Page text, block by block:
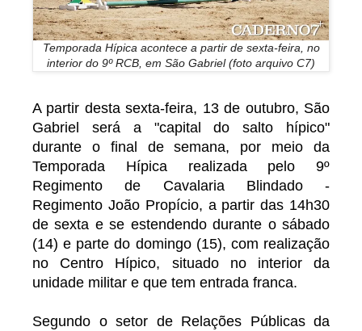
Temporada Hípica acontece a partir de sexta-feira, no
interior do 9º RCB, em São Gabriel (foto arquivo C7)
A partir desta sexta-feira, 13 de outubro, São
Gabriel será a "capital do salto hípico"
durante o final de semana, por meio da
Temporada Hípica realizada pelo 9º
Regimento de Cavalaria Blindado -
Regimento João Propício, a partir das 14h30
de sexta e se estendendo durante o sábado
(14) e parte do domingo (15), com realização
no Centro Hípico, situado no interior da
unidade militar e que tem entrada franca.
Segundo o setor de Relações Públicas da